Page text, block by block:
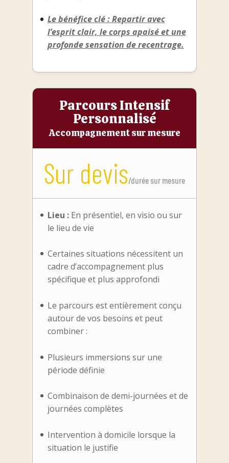
Le bénéfice clé : Repartir avec
l’esprit clair, le corps apaisé et une
profonde sensation de recentrage.
Parcours Intensif
Personnalisé
Accompagnement sur mesure
Sur devis/durée sur mesure
Lieu :En présentiel, en visio ou sur
le lieu de vie
Certaines situations nécessitent un
cadre d’accompagnement plus
spécifique et plus approfondi
Le parcours est entièrement conçu
autour de vos besoins et peut
combiner :
Plusieurs immersions sur une
période définie
Combinaison de demi-journées et de
journées complètes
Intervention à domicile lorsque la
situation le justifie